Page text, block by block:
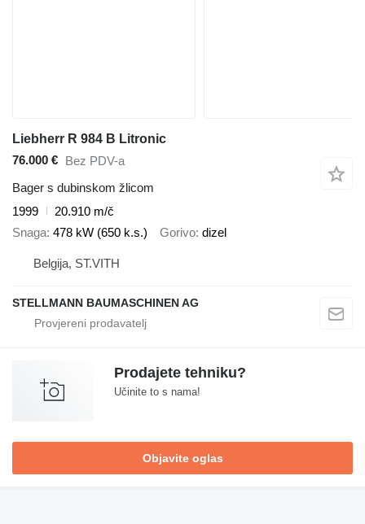
Liebherr R 984 B Litronic
76.000 € Bez PDV-a
Bager s dubinskom žlicom
1999
20.910 m/č
Snaga 478 kW (650 k.s.) Gorivo dizel
Belgija, ST.VITH
STELLMANN BAUMASCHINEN AG
Prodajete tehniku?
Učinite to s nama!
Objavite oglas